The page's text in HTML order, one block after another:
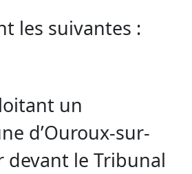
les suivantes :
un
d’Ouroux-sur-
devant le Tribunal